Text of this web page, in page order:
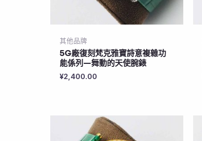
其他品牌
5G廠復刻梵克雅寶詩意複雜功
能係列—舞動的天使腕錶
¥2,400.00